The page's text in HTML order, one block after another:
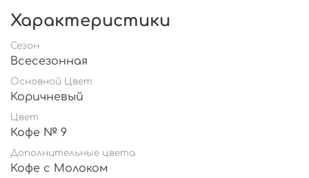
Характеристики
Сезон
Всесезонная
Основной Цвет
Коричневый
Цвет
Кофе № 9
Дополнительные цвета
Кофе с Молоком